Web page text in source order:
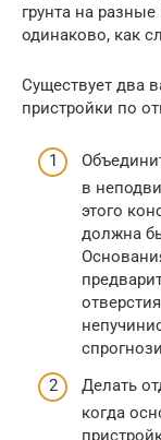
грунта на
одинаково, как
Существует два
пристройки по
в
этого
должна
Делать
когда